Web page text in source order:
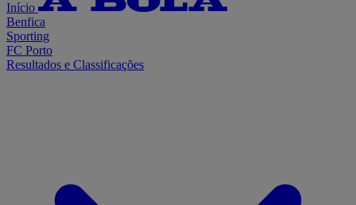
Início
Benfica
Sporting
FC Porto
Resultados e Classificações